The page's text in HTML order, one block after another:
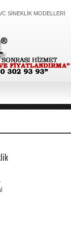
SİNEKLİK MODELLERİ